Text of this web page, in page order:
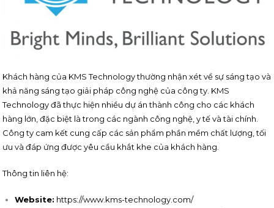
Khách hàng của KMS Technology thường nhận xét về sự sáng tạo và
khả năng sáng tạo giải pháp công nghệ của công ty. KMS
Technology đã thực hiện nhiều dự án thành công cho các khách
hàng lớn, đặc biệt là trong các ngành công nghệ, y tế và tài chính.
Công ty cam kết cung cấp các sản phẩm phần mềm chất lượng, tối
ưu và đáp ứng được yêu cầu khắt khe của khách hàng.
Thông tin liên hệ:
Website: https://www.kms-technology.com/